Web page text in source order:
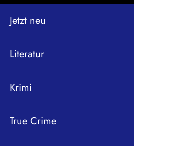
Jetzt neu
Literatur
Krimi
True Crime